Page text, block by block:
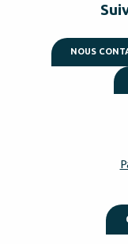
NOUS